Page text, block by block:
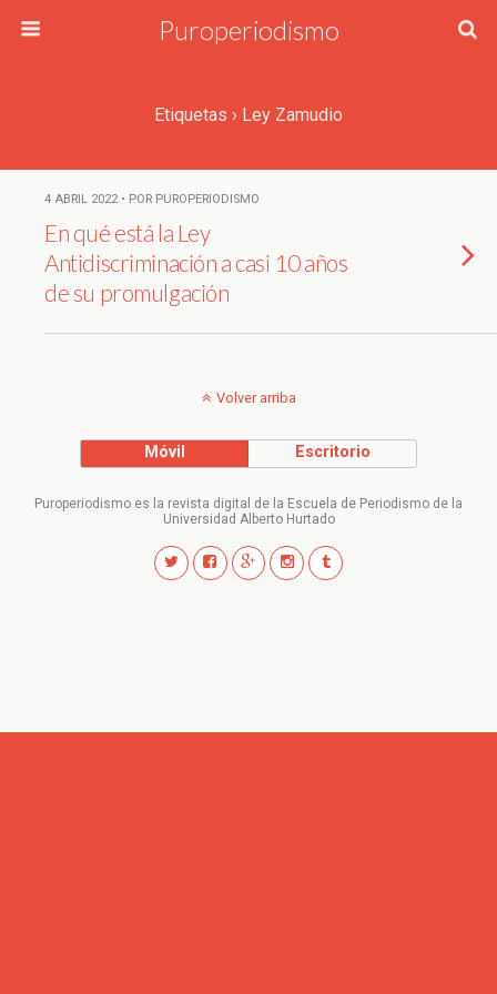
Puroperiodismo
Etiquetas › Ley Zamudio
4 ABRIL 2022 • POR PUROPERIODISMO
En qué está la Ley
Antidiscriminación a casi 10 años
de su promulgación
Volver arriba
Móvil Escritorio
Puroperiodismo es la revista digital de la Escuela de Periodismo de la
Universidad Alberto Hurtado